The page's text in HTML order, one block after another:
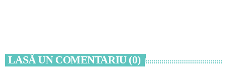
LASĂ UN COMENTARIU (0)